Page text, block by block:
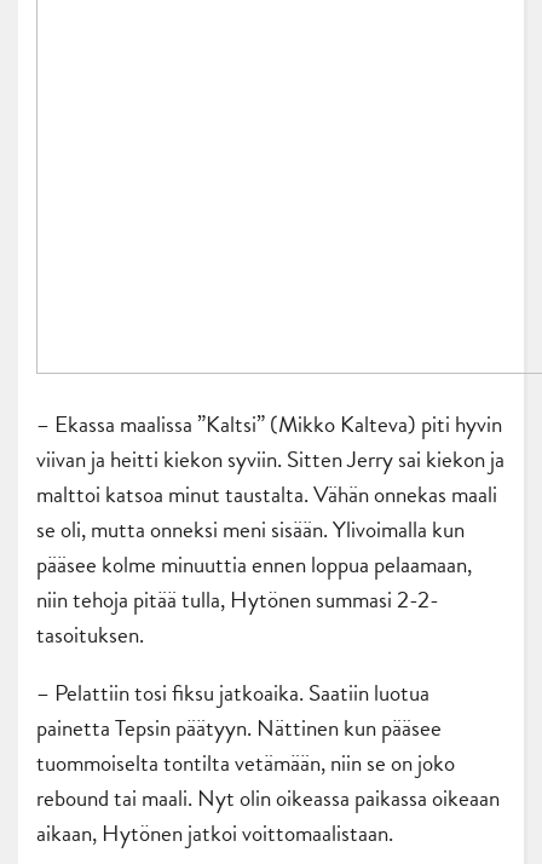
– Ekassa maalissa ”Kaltsi” (Mikko Kalteva) piti hyvin
viivan ja heitti kiekon syviin. Sitten Jerry sai kiekon ja
malttoi katsoa minut taustalta. Vähän onnekas maali
se oli, mutta onneksi meni sisään. Ylivoimalla kun
pääsee kolme minuuttia ennen loppua pelaamaan,
niin tehoja pitää tulla, Hytönen summasi 2-2-
tasoituksen.
– Pelattiin tosi fiksu jatkoaika. Saatiin luotua
painetta Tepsin päätyyn. Nättinen kun pääsee
tuommoiselta tontilta vetämään, niin se on joko
rebound tai maali. Nyt olin oikeassa paikassa oikeaan
aikaan, Hytönen jatkoi voittomaalistaan.